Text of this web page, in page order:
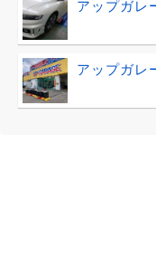
アップガレ
アップガレ